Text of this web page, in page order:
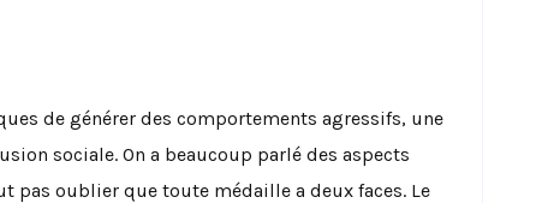
de générer des comportements agressifs, une
sociale. On a beaucoup parlé des aspects
pas oublier que toute médaille a deux faces. Le